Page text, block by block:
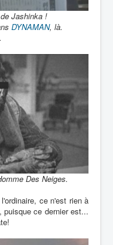
Jashinka !
DYNAMAN, là.
Des Neiges.
ce n'est rien à
puisque ce dernier est...